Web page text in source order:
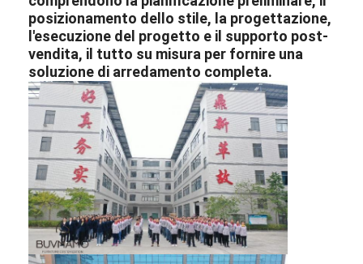
posizionamento dello stile, la progettazione,
l'esecuzione del progetto e il supporto post-
vendita, il tutto su misura per fornire una
soluzione di arredamento completa.